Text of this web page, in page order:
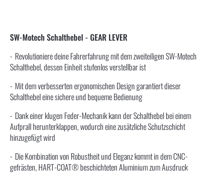
SW-Motech Schalthebel - GEAR LEVER
Revolutioniere deine Fahrerfahrung mit dem zweiteiligen SW-Motech
Schalthebel, dessen Einheit stufenlos verstellbar ist
Mit dem verbesserten ergonomischen Design garantiert dieser
Schalthebel eine sichere und bequeme Bedienung
Dank einer klugen Feder-Mechanik kann der Schalthebel bei einem
Aufprall herunterklappen, wodurch eine zusätzliche Schutzschicht
hinzugefügt wird
Die Kombination von Robustheit und Eleganz kommt in dem CNC-
gefrästen, HART-COAT® beschichteten Aluminium zum Ausdruck